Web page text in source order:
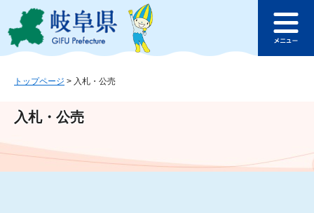
ジ
ュ
文
このページの本文へ
ュ
トップページ > 入札・公売
入札・公売